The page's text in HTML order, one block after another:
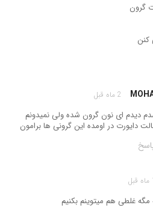
گرون
کنن
2 ماه قبل
دیدم ای نون گرون شده ولی نمیدونم
دایورت در اومده این گرونی ها برامون
مگه غلطی هم میتوینم بکنیم